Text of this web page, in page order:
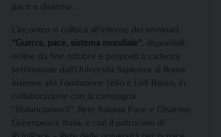
pace e disarmo.
L’incontro si colloca all’interno dei seminari
“Guerra, pace, sistema mondiale” , disponibili
online da fine ottobre e proposti a cadenza
settimanale dall’Università Sapienza di Roma
insieme alla Fondazione Lelio e Lisli Basso, in
collaborazione con la campagna
“Sbilanciamoci!”, Rete Italiana Pace e Disarmo,
Greenpeace Italia, e con il patrocinio di